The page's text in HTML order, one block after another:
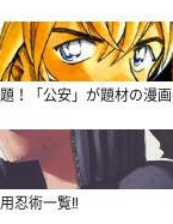
！「公安」が題材の漫画
忍術一覧‼